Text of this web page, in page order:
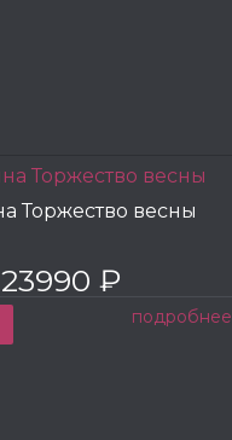
Торжество весны
23990 ₽
подробнее